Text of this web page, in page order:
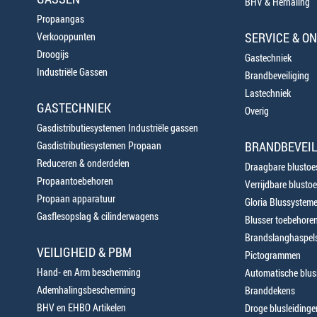
Propaangas
Verkooppunten
Droogijs
Industriële Gassen
GASTECHNIEK
Gasdistributiesystemen Industriële gassen
Gasdistributiesystemen Propaan
Reduceren & onderdelen
Propaantoebehoren
Propaan apparatuur
Gasflesopslag & cilinderwagens
VEILIGHEID & PBM
Hand- en Arm bescherming
Ademhalingsbescherming
BHV en EHBO Artikelen
SERVICE &
Gastechniek
Brandbeveiliging
Lastechniek
Overig
Draagbare
Verrijdbare
Gloria
Blusser toebehoren
Pictogrammen
Automatische
Branddekens
Droge